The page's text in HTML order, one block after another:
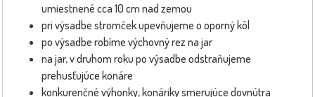
umiestnené cca 10 cm nad zemou
pri výsadbe stromček upevňujeme o oporný kôl
po výsadbe robíme výchovný rez na jar
na jar, v druhom roku po výsadbe odstraňujeme
prehusťujúce konáre
konkurenčné výhonky, konáriky smerujúce dovnútra